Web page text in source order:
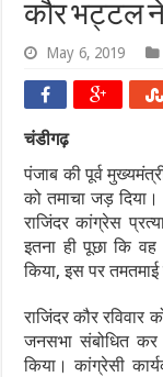
कौर भट्टल
May 6, 2019
चंडीगढ़
पंजाब की पूर्व
को तमाचा जड़
राजिंदर कांग्रेस
इतना ही पूछा कि
किया, इस पर तमतमाई
राजिंदर कौर
जनसभा संबोधित
किया। कांग्रेसी